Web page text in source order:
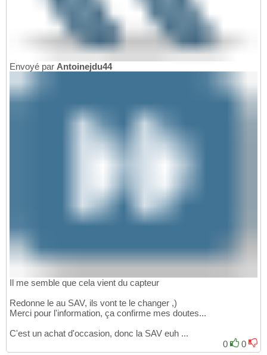
Envoyé par Antoinejdu44
Il me semble que cela vient du capteur
Redonne le au SAV, ils vont te le changer ,)
Merci pour l'information, ça confirme mes doutes...
C'est un achat d'occasion, donc la SAV euh ...
0
0